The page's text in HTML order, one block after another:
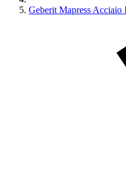
Geberit Mapress Acciaio